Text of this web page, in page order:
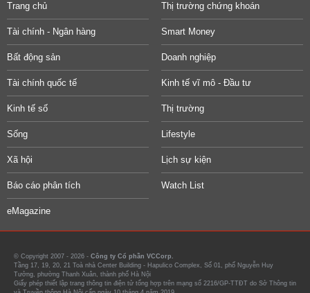
Trang chủ Thị trường chứng khoán
Tài chính - Ngân hàng Smart Money
Bất động sản Doanh nghiệp
Tài chính quốc tế Kinh tế vĩ mô - Đầu tư
Kinh tế số Thị trường
Sống Lifestyle
Xã hội Lịch sự kiện
Báo cáo phân tích Watch List
eMagazine
© Copyright 2007 - 2026 - Công ty Cổ phần VCCorp.
Tầng 17, 19, 20, 21 Toà nhà Center Building - Hapulico Complex, Số 01, phố Nguyễn Huy
Tưởng, phường Thanh Xuân, thành phố Hà Nội
Giấy phép thiết lập trang thông tin điện tử tổng hợp trên mạng số 2216/GP-TTĐT do Sở Thông tin